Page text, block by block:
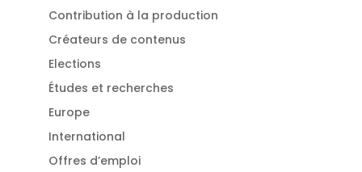
Contribution à la production
Créateurs de contenus
Elections
Études et recherches
Europe
International
Offres d’emploi